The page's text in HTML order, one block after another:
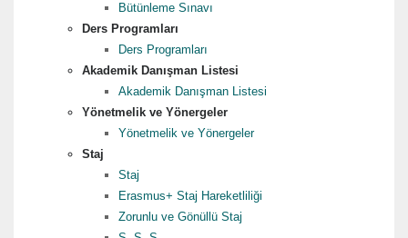
Bütünleme Sınavı
Ders Programları
Ders Programları
Akademik Danışman Listesi
Akademik Danışman Listesi
Yönetmelik ve Yönergeler
Yönetmelik ve Yönergeler
Staj
Staj
Erasmus+ Staj Hareketliliği
Zorunlu ve Gönüllü Staj